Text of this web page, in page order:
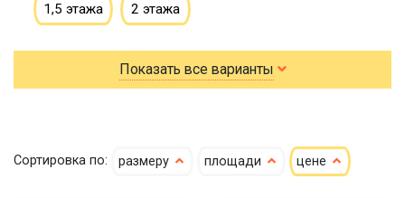
1,5 этажа 2 этажа
По типу бруса:
клееный сухой
клееный кедр
По размеру:
3х4 3х5 3х6
5х5 5х6 5х7
Показать все варианты
Сортировка по: размеру площади цене